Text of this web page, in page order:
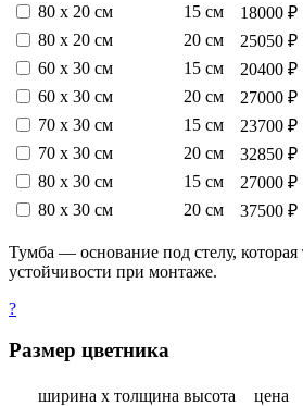
80 х 20 см
15 см
18000 ₽
80 х 20 см
20 см
25050 ₽
60 х 30 см
15 см
20400 ₽
60 х 30 см
20 см
27000 ₽
70 х 30 см
15 см
23700 ₽
70 х 30 см
20 см
32850 ₽
80 х 30 см
15 см
27000 ₽
80 х 30 см
20 см 37500 ₽
Тумба — основание под стелу, которая
устойчивости при монтаже.
?
Размер цветника
ширина х толщина высота
цена